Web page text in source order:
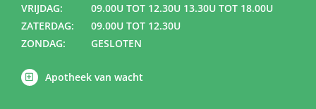
VRIJDAG:
09.00U TOT 12.30U 13.30U TOT 18.00U
ZATERDAG:
09.00U TOT 12.30U
ZONDAG:
GESLOTEN
Apotheek van wacht